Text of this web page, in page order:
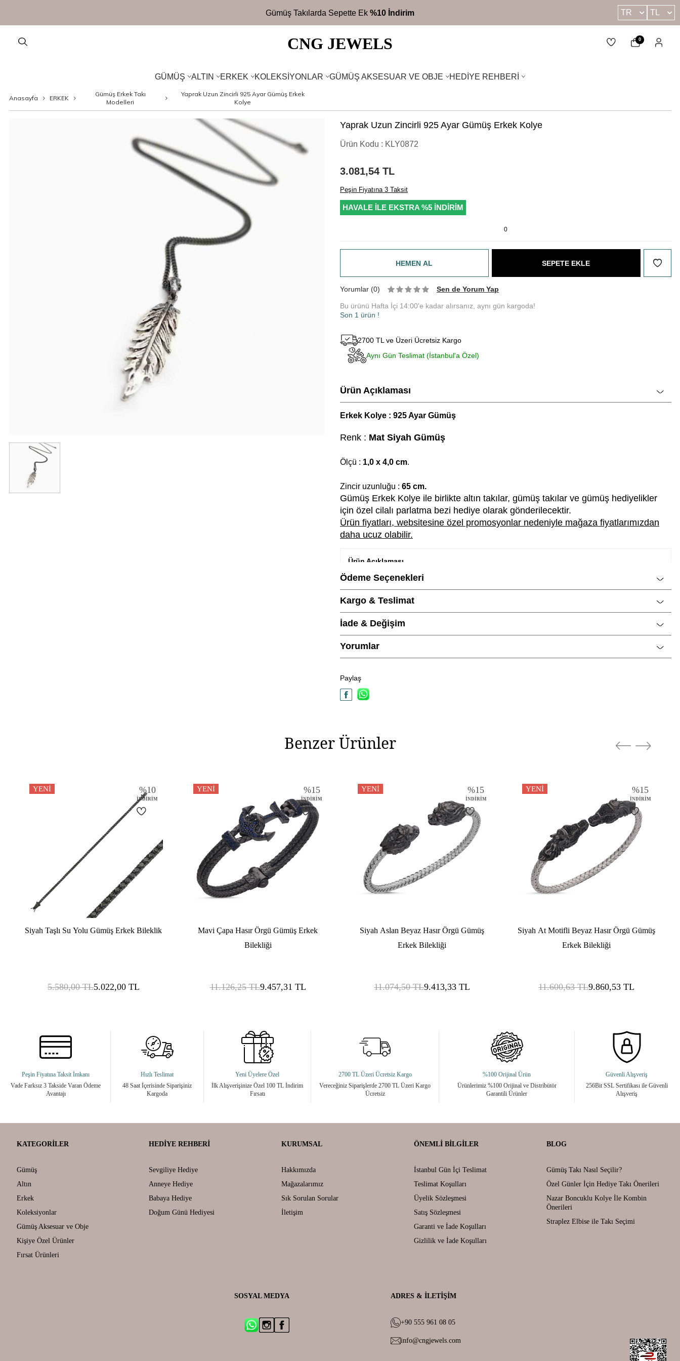
Gümüş Takılarda Sepette Ek %10 İndirim TR TL
CNG JEWELS 0
GÜMÜŞ ALTIN ERKEK KOLEKSIYONLAR GÜMÜŞ AKSESUAR VE OBJE HEDIYE REHBERI
Anasayfa ERKEK
Gümüş Erkek Takı
Modelleri
Yaprak Uzun Zincirli 925 Ayar Gümüş Erkek
Kolye
Yaprak Uzun Zincirli 925 Ayar Gümüş Erkek Kolye
Ürün Kodu : KLY0872
3.081,54 TL
Peşin Fiyatına 3 Taksit
HAVALE İLE EKSTRA %5 İNDİRİM
0
HEMEN AL SEPETE EKLE
Yorumlar (0) Sen de Yorum Yap
Bu ürünü Hafta İçi 14:00'e kadar alırsanız, aynı gün kargoda!
Son 1 ürün !
2700 TL ve Üzeri Ücretsiz Kargo
Aynı Gün Teslimat (İstanbul'a Özel)
Ürün Açıklaması
Erkek Kolye : 925 Ayar Gümüş
Renk : Mat Siyah Gümüş
Ölçü : 1,0 x 4,0 cm.
Zincir uzunluğu : 65 cm.
Gümüş Erkek Kolye ile birlikte altın takılar, gümüş takılar ve gümüş hediyelikler
için özel cilalı parlatma bezi hediye olarak gönderilecektir.
Ürün fiyatları, websitesine özel promosyonlar nedeniyle mağaza fiyatlarımızdan
daha ucuz olabilir.
Ürün Açıklaması
Cinsiyet Erkek
Metal Cinsi 925 Ayar Gümüş
Kategori Kolye
Modeli
Ödeme Seçenekleri
Kargo & Teslimat
İade & Değişim
Yorumlar
Paylaş
Benzer Ürünler
YENI %10
İNDIRIM
Siyah Taşlı Su Yolu Gümüş Erkek Bileklik
5.580,00TL5.022,00TL
YENI %15
İNDIRIM
Mavi Çapa Hasır Örgü Gümüş Erkek
Bilekliği
11.126,25TL9.457,31 TL
YENI %15
İNDIRIM
Siyah Aslan Beyaz Hasır Örgü Gümüş
Erkek Bilekliği
11.074,50TL9.413,33 TL
YENI %15
İNDIRIM
Siyah At Motifli Beyaz Hasır Örgü Gümüş
Erkek Bilekliği
11.600,63TL9.860,53 TL
Peşin Fiyatına Taksit İmkanı
Vade Farksız 3 Takside Varan Ödeme
Avantajı
Hızlı Teslimat
48 Saat İçerisinde Siparişiniz
Kargoda
Yeni Üyelere Özel
İlk Alışverişinize Özel 100 TL İndirim
Fırsatı
2700 TL Üzeri Ücretsiz Kargo
Vereceğiniz Siparişlerde 2700 TL Üzeri Kargo
Ücretsiz
%100 Orijinal Ürün
Ürünlerimiz %100 Orijinal ve Distribütör
Garantili Ürünler
Güvenli Alışveriş
256Bit SSL Sertifikası ile Güvenli
Alışveriş
KATEGORILER
Gümüş
Altın
Erkek
Koleksiyonlar
Gümüş Aksesuar ve Obje
Kişiye Özel Ürünler
Fırsat Ürünleri
HEDIYE REHBERI
Sevgiliye Hediye
Anneye Hediye
Babaya Hediye
Doğum Günü Hediyesi
KURUMSAL
Hakkımızda
Mağazalarımız
Sık Sorulan Sorular
İletişim
ÖNEMLI BILGILER
İstanbul Gün İçi Teslimat
Teslimat Koşulları
Üyelik Sözleşmesi
Satış Sözleşmesi
Garanti ve İade Koşulları
Gizlilik ve İade Koşulları
BLOG
Gümüş Takı Nasıl Seçilir?
Özel Günler İçin Hediye Takı Önerileri
Nazar Boncuklu Kolye İle Kombin
Önerileri
Straplez Elbise ile Takı Seçimi
SOSYAL MEDYA ADRES & İLETIŞIM
+90 555 961 08 05
info@cngjewels.com